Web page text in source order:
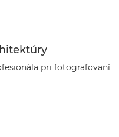
pri fotografovaní